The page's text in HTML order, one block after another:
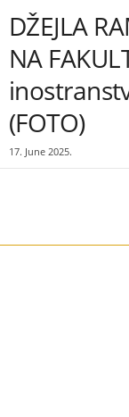
DŽEJLA
NA
(FOTO)
17. June 2025.